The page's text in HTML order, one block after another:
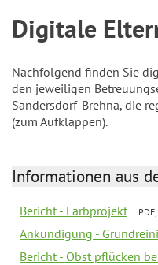
Digitale
Nachfolgend finden Sie
den jeweiligen
Sandersdorf-Brehna, die
(zum Aufklappen).
Informationen aus
Bericht - Farbprojekt
Ankündigung -
Bericht - Obst pflücken